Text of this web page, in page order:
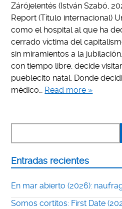
Zárójelentés (István Szabó,
Report (Título internacional)
como el hospital al que ha
cerrado víctima del
sin miramientos a la
con tiempo libre, decide
pueblecito natal. Donde
médico… Read more »
Entradas recientes
En mar abierto (2026):
Somos cortitos: First Date